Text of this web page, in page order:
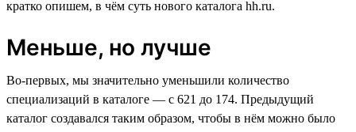
кратко опишем, в чём суть нового каталога hh.ru.
Меньше, но лучше
Во-первых, мы значительно уменьшили количество
специализаций в каталоге — с 621 до 174. Предыдущий
каталог создавался таким образом, чтобы в нём можно было